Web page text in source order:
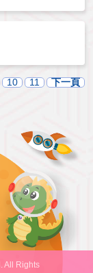
10 11 下一頁
All Rights